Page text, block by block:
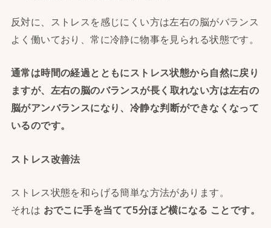
反対に、ストレスを感じにくい方は左右の脳がバランス
よく働いており、常に冷静に物事を見られる状態です。
通常は時間の経過とともにストレス状態から自然に戻り
ますが、 左右の脳のバランスが長く取れない方は左右の
脳がアンバランスになり、冷静な判断ができなくなって
いるのです。
ストレス改善法
ストレス状態を和らげる簡単な方法があります。
それは おでこに手を当てて5分ほど横になる ことです。